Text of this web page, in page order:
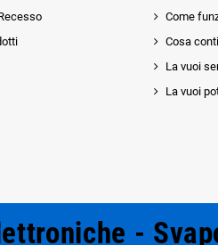
Come
Cosa
La vuoi
La vuoi
-